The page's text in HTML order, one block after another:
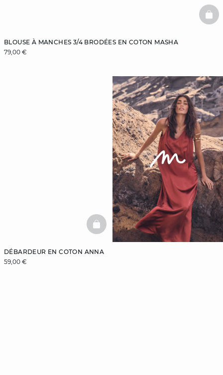
BLOUSE À MANCHES 3/4 BRODÉES EN COTON MASHA
79,00 €
DÉBARDEUR EN COTON ANNA
59,00 €
BASKETFULL